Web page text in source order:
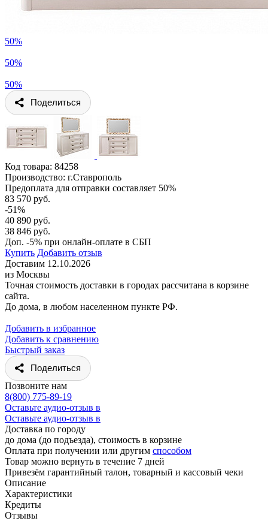
50%
50%
50%
Поделиться
Код товара: 84258
Производство: г.Ставрополь
Предоплата для отправки составляет 50%
83 570 руб.
-51%
40 890 руб.
38 846 руб.
Доп. -5% при онлайн-оплате в СБП
Купить Добавить отзыв
Доставим 12.10.2026
из Москвы
Точная стоимость доставки в городах рассчитана в корзине
сайта.
До дома, в любом населенном пункте РФ.
Добавить в избранное
Добавить к сравнению
Быстрый заказ
Поделиться
Позвоните нам
8(800) 775-89-19
Оставьте аудио-отзыв в
Оставьте аудио-отзыв в
Доставка по городу
до дома (до подъезда), стоимость в корзине
Оплата при получении или другим способом
Товар можно вернуть в течение 7 дней
Привезём гарантийный талон, товарный и кассовый чеки
Описание
Характеристики
Кредиты
Отзывы